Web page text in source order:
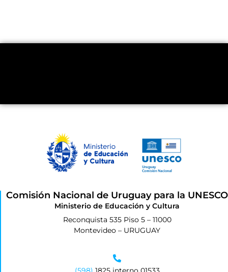
Comisión Nacional de Uruguay para la UNESCO
Ministerio de Educación y Cultura
Reconquista 535 Piso 5 – 11000
Montevideo – URUGUAY